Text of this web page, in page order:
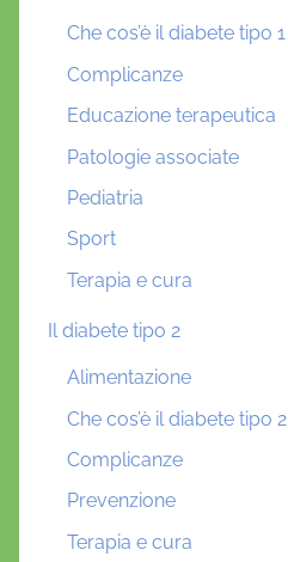
Che cos’è il diabete tipo 1
Complicanze
Educazione terapeutica
Patologie associate
Pediatria
Sport
Terapia e cura
Il diabete tipo 2
Alimentazione
Che cos’è il diabete tipo 2
Complicanze
Prevenzione
Terapia e cura